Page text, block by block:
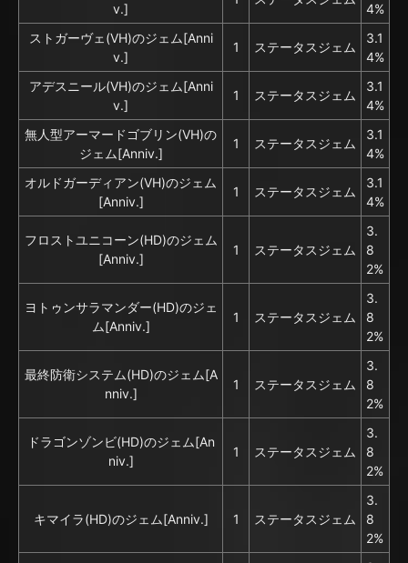
v.]
4%
ストガーヴェ(VH)のジェム[Anni
v.]
1 ステータスジェム
3.1
4%
アデスニール(VH)のジェム[Anni
v.]
1 ステータスジェム
3.1
4%
無人型アーマードゴブリン(VH)の
ジェム[Anniv.]
1 ステータスジェム
3.1
4%
オルドガーディアン(VH)のジェム
[Anniv.]
1 ステータスジェム
3.1
4%
フロストユニコーン(HD)のジェム
[Anniv.]
1 ステータスジェム
3.
8
2%
ヨトゥンサラマンダー(HD)のジェ
ム[Anniv.]
1 ステータスジェム
3.
8
2%
最終防衛システム(HD)のジェム[A
nniv.]
1 ステータスジェム
3.
8
2%
ドラゴンゾンビ(HD)のジェム[An
niv.]
1 ステータスジェム
3.
8
2%
キマイラ(HD)のジェム[Anniv.] 1 ステータスジェム
3.
8
2%